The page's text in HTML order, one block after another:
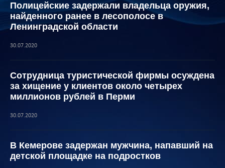
Полицейские задержали владельца оружия,
найденного ранее в лесополосе в
Ленинградской области
30.07.2020
Сотрудница туристической фирмы осуждена
за хищение у клиентов около четырех
миллионов рублей в Перми
30.07.2020
В Кемерове задержан мужчина, напавший на
детской площадке на подростков